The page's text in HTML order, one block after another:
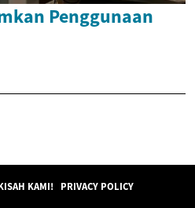
Penggunaan
KAMI! PRIVACY POLICY